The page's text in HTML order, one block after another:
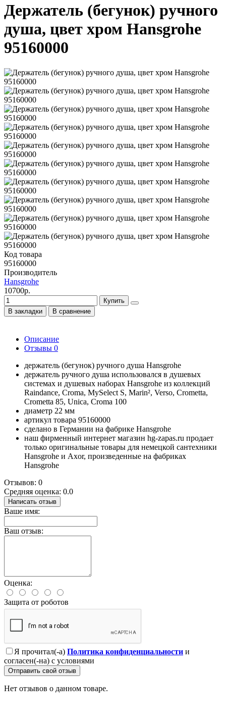
Держатель (бегунок) ручного
душа, цвет хром Hansgrohe
95160000
Код товара
95160000
Производитель
Hansgrohe
10700р.
Купить
В закладки
В сравнение
Описание
Отзывы 0
держатель (бегунок) ручного душа Hansgrohe
держатель ручного душа использовался в душевых
системах и душевых наборах Hansgrohe из коллекций
Raindance, Croma, MySelect S, Marin², Verso, Crometta,
Crometta 85, Unica, Croma 100
диаметр 22 мм
артикул товара 95160000
сделано в Германии на фабрике Hansgrohe
наш фирменный интернет магазин hg-zapas.ru продает
только оригинальные товары для немецкой сантехники
Hansgrohe и Axor, произведенные на фабриках
Hansgrohe
Отзывов: 0
Средняя оценка: 0.0
Написать отзыв
Ваше имя:
Ваш отзыв:
Оценка:
Защита от роботов
Я прочитал(-а) Политика конфиденциальности и
согласен(-на) с условиями
Отправить свой отзыв
Нет отзывов о данном товаре.